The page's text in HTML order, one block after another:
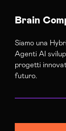
Brain
Siamo una
Agenti AI
progetti
futuro.